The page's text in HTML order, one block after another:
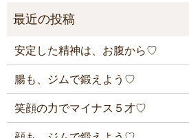
安定した精神は、お腹から♡
腸も、ジムで鍛えよう♡
笑顔の力でマイナス５才♡